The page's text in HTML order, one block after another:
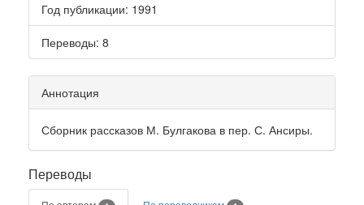
Год публикации: 1991
Переводы: 8
Аннотация
Сборник рассказов М. Булгакова в пер. С. Ансиры.
Переводы